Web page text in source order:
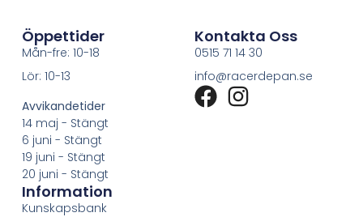
Öppettider
Mån-fre: 10-18
Lör: 10-13
Avvikandetider
14 maj - Stängt
6 juni - Stängt
19 juni - Stängt
20 juni - Stängt
Kontakta Oss
0515 71 14 30
info@racerdepan.se
Information
Kunskapsbank